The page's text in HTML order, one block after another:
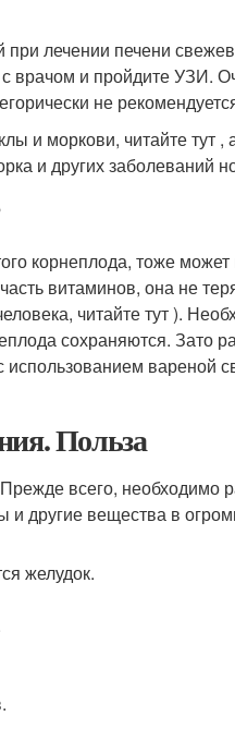
лечении печени
врачом и пройдите УЗИ.
не
и моркови, читайте тут ,
и других заболеваний
корнеплода, тоже
витаминов, она не
читайте тут ).
сохраняются. Зато
использованием
Польза
всего, необходимо
другие вещества в
желудок.